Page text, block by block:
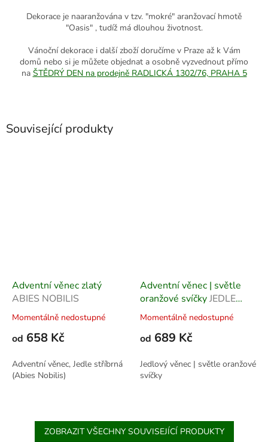
Související produkty
Adventní věnec zlatý
ABIES NOBILIS
Momentálně nedostupné
od 658 Kč
Adventní věnec, Jedle stříbrná
(Abies Nobilis)
Adventní věnec | světle
oranžové svíčkyJEDLE
KAVKAZSKÁ
Momentálně nedostupné
od 689 Kč
Jedlový věnec | světle oranžové
svíčky
ZOBRAZIT VŠECHNY SOUVISEJÍCÍ PRODUKTY
Dekorace je naaranžována v tzv. "mokré" aranžovací hmotě
"Oasis" , tudíž má dlouhou životnost.
Vánoční dekorace i další zboží doručíme v Praze až k Vám
domů nebo si je můžete objednat a osobně vyzvednout přímo
na ŠTĚDRÝ DEN na prodejně RADLICKÁ 1302/76, PRAHA 5